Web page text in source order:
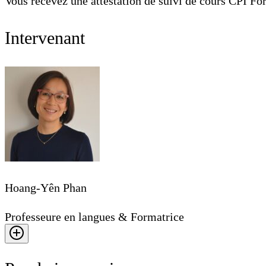
Intervenant
Hoang-Yên Phan
Professeure en langues & Formatrice